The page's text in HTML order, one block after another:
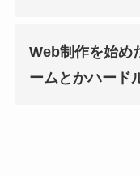
Web制作を始め
ームとかハード